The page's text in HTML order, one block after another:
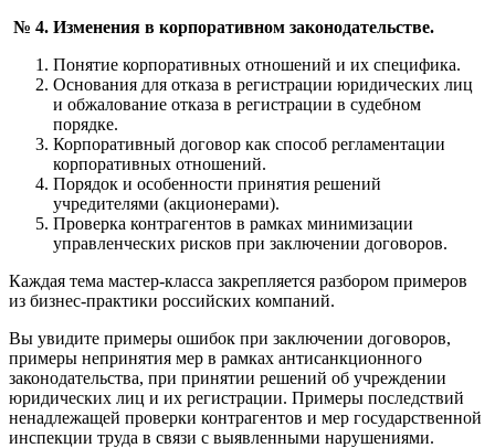
№ 4. Изменения в корпоративном законодательстве.
Понятие корпоративных отношений и их специфика.
Основания для отказа в регистрации юридических лиц
и обжалование отказа в регистрации в судебном
порядке.
Корпоративный договор как способ регламентации
корпоративных отношений.
Порядок и особенности принятия решений
учредителями (акционерами).
Проверка контрагентов в рамках минимизации
управленческих рисков при заключении договоров.
Каждая тема мастер-класса закрепляется разбором примеров
из бизнес-практики российских компаний.
Вы увидите примеры ошибок при заключении договоров,
примеры непринятия мер в рамках антисанкционного
законодательства, при принятии решений об учреждении
юридических лиц и их регистрации. Примеры последствий
ненадлежащей проверки контрагентов и мер государственной
инспекции труда в связи с выявленными нарушениями.